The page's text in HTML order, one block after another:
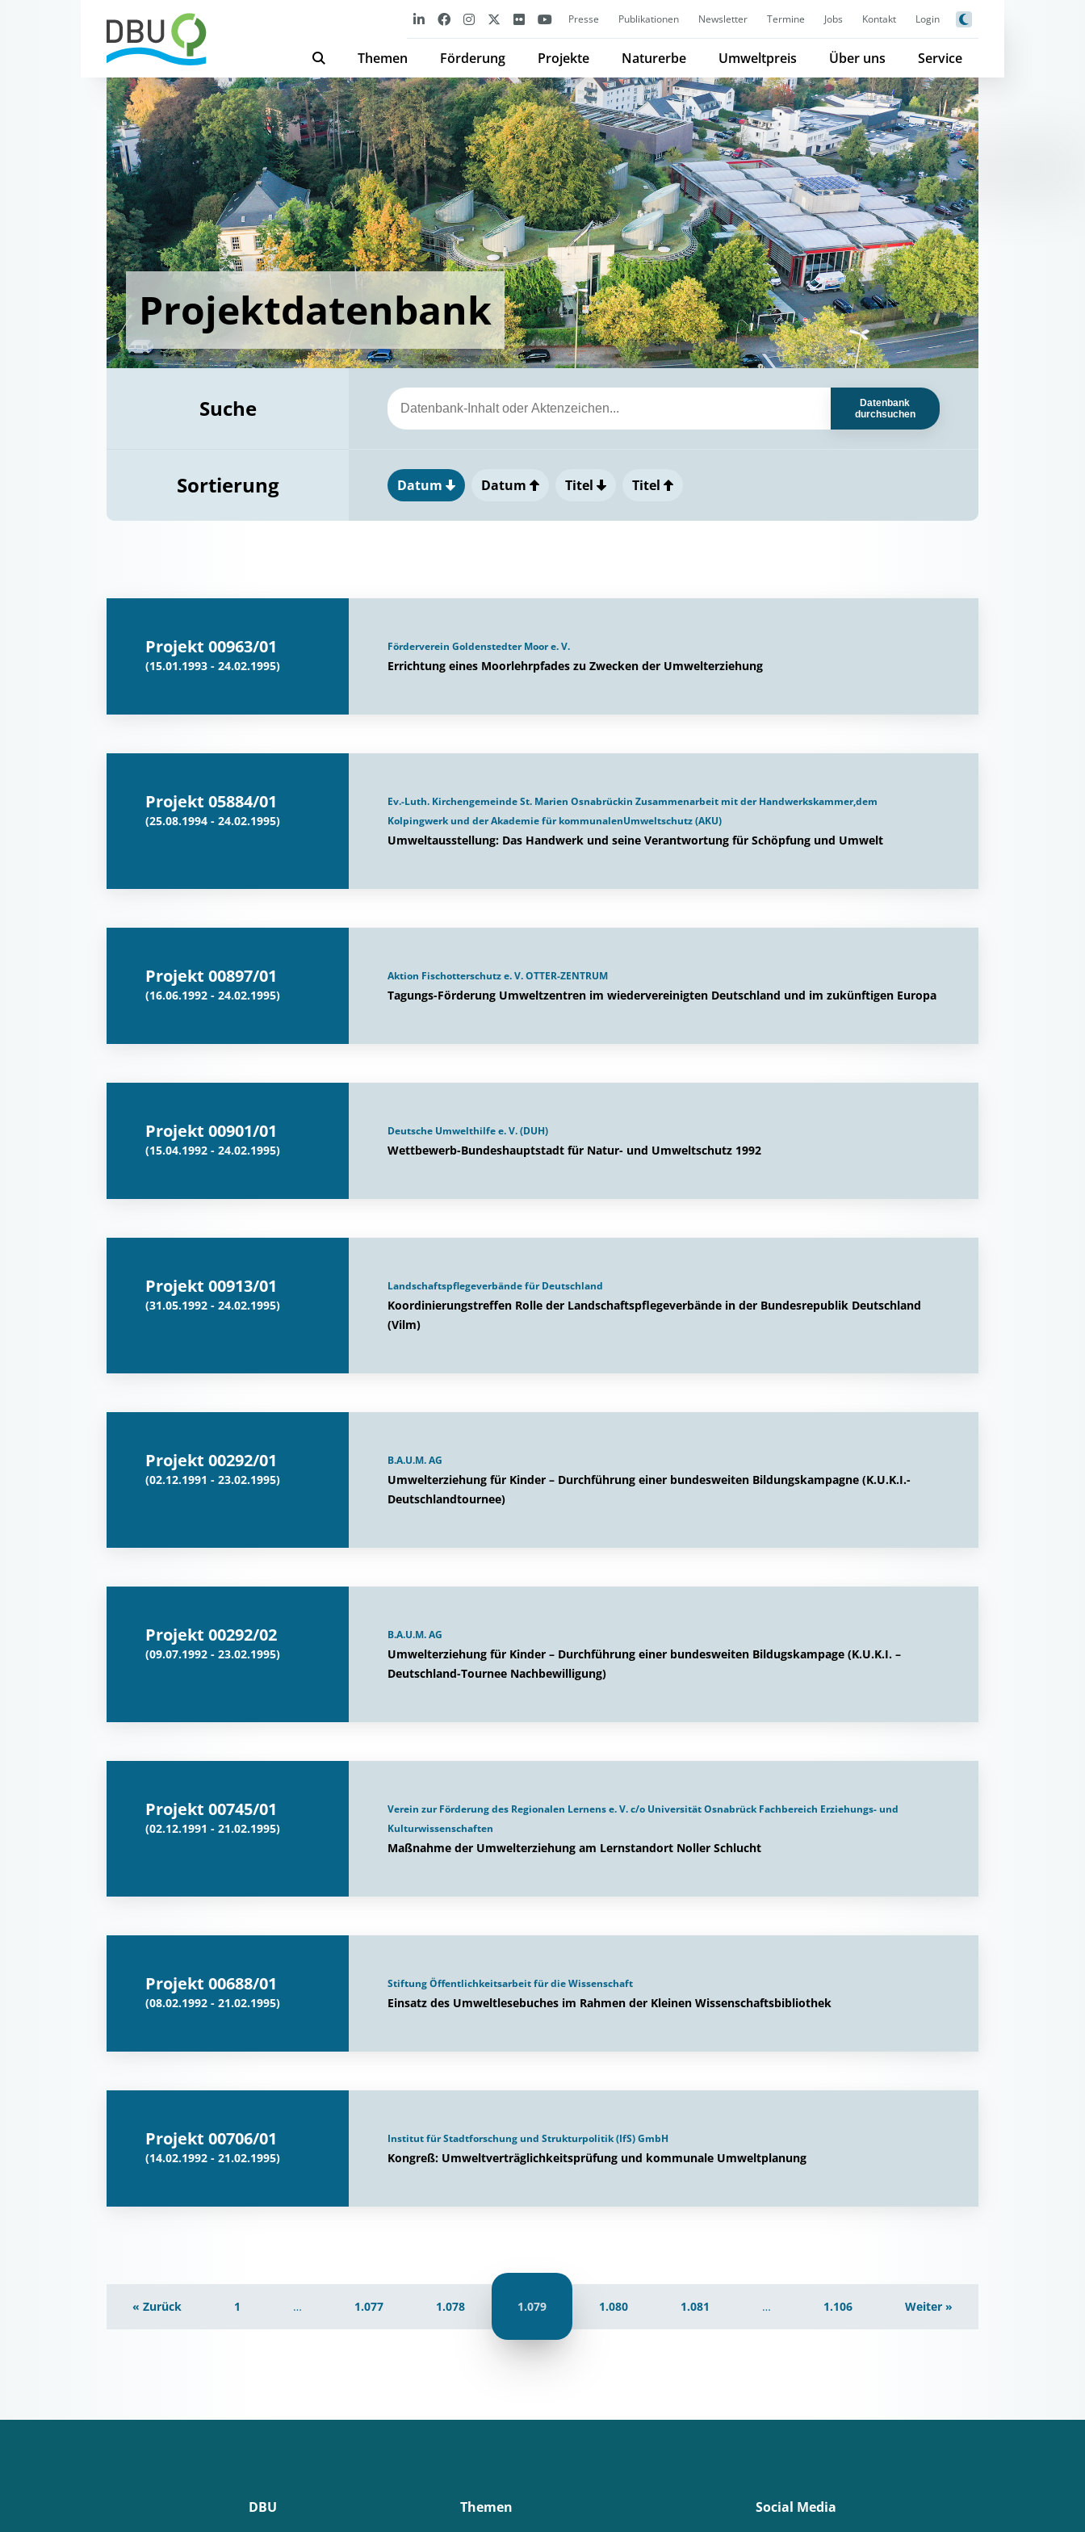
Presse Publikationen Newsletter Termine Jobs Kontakt Login
Themen Förderung Projekte Naturerbe Umweltpreis Über uns Service
Projektdatenbank
Suche
Datenbank
durchsuchen
Sortierung Datum Datum Titel Titel
Projekt 00963/01
(15.01.1993 - 24.02.1995)
Förderverein Goldenstedter Moor e. V.
Errichtung eines Moorlehrpfades zu Zwecken der Umwelterziehung
Projekt 05884/01
(25.08.1994 - 24.02.1995)
Ev.-Luth. Kirchengemeinde St. Marien Osnabrückin Zusammenarbeit mit der Handwerkskammer,dem
Kolpingwerk und der Akademie für kommunalenUmweltschutz (AKU)
Umweltausstellung: Das Handwerk und seine Verantwortung für Schöpfung und Umwelt
Projekt 00897/01
(16.06.1992 - 24.02.1995)
Aktion Fischotterschutz e. V. OTTER-ZENTRUM
Tagungs-Förderung Umweltzentren im wiedervereinigten Deutschland und im zukünftigen Europa
Projekt 00901/01
(15.04.1992 - 24.02.1995)
Deutsche Umwelthilfe e. V. (DUH)
Wettbewerb-Bundeshauptstadt für Natur- und Umweltschutz 1992
Projekt 00913/01
(31.05.1992 - 24.02.1995)
Landschaftspflegeverbände für Deutschland
Koordinierungstreffen Rolle der Landschaftspflegeverbände in der Bundesrepublik Deutschland
(Vilm)
Projekt 00292/01
(02.12.1991 - 23.02.1995)
B.A.U.M. AG
Umwelterziehung für Kinder – Durchführung einer bundesweiten Bildungskampagne (K.U.K.I.-
Deutschlandtournee)
Projekt 00292/02
(09.07.1992 - 23.02.1995)
B.A.U.M. AG
Umwelterziehung für Kinder – Durchführung einer bundesweiten Bildugskampage (K.U.K.I. –
Deutschland-Tournee Nachbewilligung)
Projekt 00745/01
(02.12.1991 - 21.02.1995)
Verein zur Förderung des Regionalen Lernens e. V. c/o Universität Osnabrück Fachbereich Erziehungs- und
Kulturwissenschaften
Maßnahme der Umwelterziehung am Lernstandort Noller Schlucht
Projekt 00688/01
(08.02.1992 - 21.02.1995)
Stiftung Öffentlichkeitsarbeit für die Wissenschaft
Einsatz des Umweltlesebuches im Rahmen der Kleinen Wissenschaftsbibliothek
Projekt 00706/01
(14.02.1992 - 21.02.1995)
Institut für Stadtforschung und Strukturpolitik (IfS) GmbH
Kongreß: Umweltverträglichkeitsprüfung und kommunale Umweltplanung
« Zurück 1 … 1.077 1.078 1.079 1.080 1.081 … 1.106 Weiter »
DBU Themen Social Media